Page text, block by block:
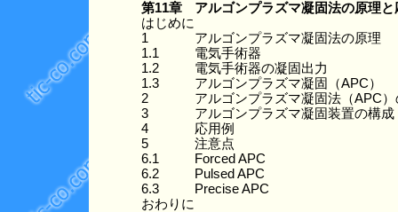
第11章
アルゴンプラズマ凝固法の原理
はじめに
1
アルゴンプラズマ凝固法の原理
1.1
電気手術器
1.2
電気手術器の凝固出力
1.3
アルゴンプラズマ凝固（APC）
2
アルゴンプラズマ凝固法（APC
3
アルゴンプラズマ凝固装置の構成
4
応用例
5
注意点
6.1
Forced APC
6.2
Pulsed APC
6.3
Precise APC
おわりに